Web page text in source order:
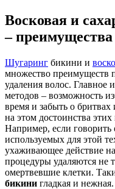
Восковая и
– преимущества
Шугаринг бикини и
множество преимуществ
удаления волос. Главное
методов – возможность
время и забыть о
на этом достоинства
Например, если говорить
используемых для этой
ухаживающее действие
процедуры удаляются не
омертвевшие клетки.
бикини гладкая и нежная.